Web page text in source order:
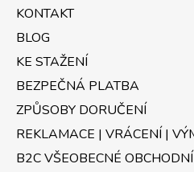
KONTAKT
BLOG
KE STAŽENÍ
BEZPEČNÁ PLATBA
ZPŮSOBY DORUČENÍ
REKLAMACE | VRÁCENÍ |
B2C VŠEOBECNÉ